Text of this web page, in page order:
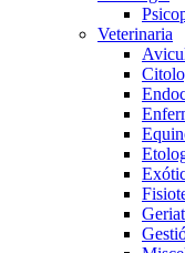
Veterinaria